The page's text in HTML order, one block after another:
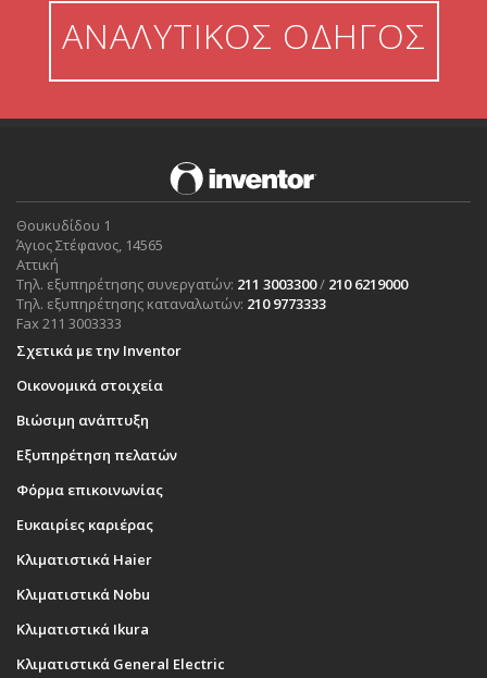
ΑΝΑΛΥΤΙΚΟΣ ΟΔΗΓΟΣ
Θουκυδίδου 1
Άγιος Στέφανος, 14565
Αττική
Τηλ. εξυπηρέτησης συνεργατών: 211 3003300/ 210 6219000
Τηλ. εξυπηρέτησης καταναλωτών: 210 9773333
Fax 211 3003333
Σχετικά με την Inventor
Οικονομικά στοιχεία
Βιώσιμη ανάπτυξη
Εξυπηρέτηση πελατών
Φόρμα επικοινωνίας
Ευκαιρίες καριέρας
Κλιματιστικά Haier
Κλιματιστικά Nobu
Κλιματιστικά Ikura
Κλιματιστικά General Electric